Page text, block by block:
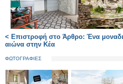
< Επιστροφή στο Άρθρο: Ένα
αιώνα στην Κέα
ΦΩΤΟΓΡΑΦΙΕΣ